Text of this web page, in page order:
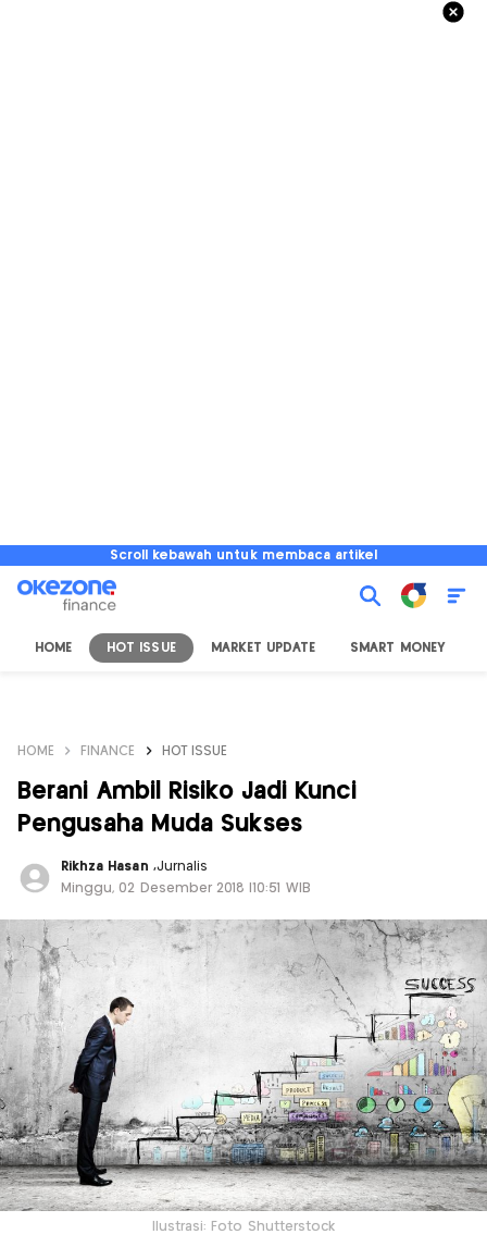
Scroll kebawah untuk membaca artikel
HOME HOT ISSUE MARKET UPDATE SMART MONEY
HOME FINANCE HOT ISSUE
Berani Ambil Risiko Jadi Kunci
Pengusaha Muda Sukses
Rikhza Hasan ,Jurnalis
Minggu, 02 Desember 2018 |10:51 WIB
Ilustrasi: Foto Shutterstock